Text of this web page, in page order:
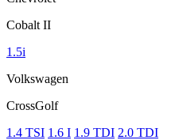
Cobalt II
1.5i
Volkswagen
CrossGolf
1.4 TSI 1.6 I 1.9 TDI 2.0 TDI